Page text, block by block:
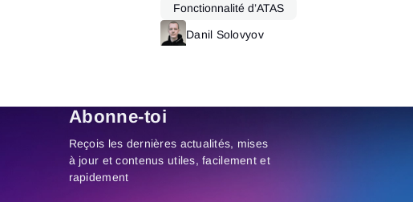
Fonctionnalité d’ATAS
Danil Solovyov
Abonne-toi
Reçois les dernières actualités, mises
à jour et contenus utiles, facilement et
rapidement